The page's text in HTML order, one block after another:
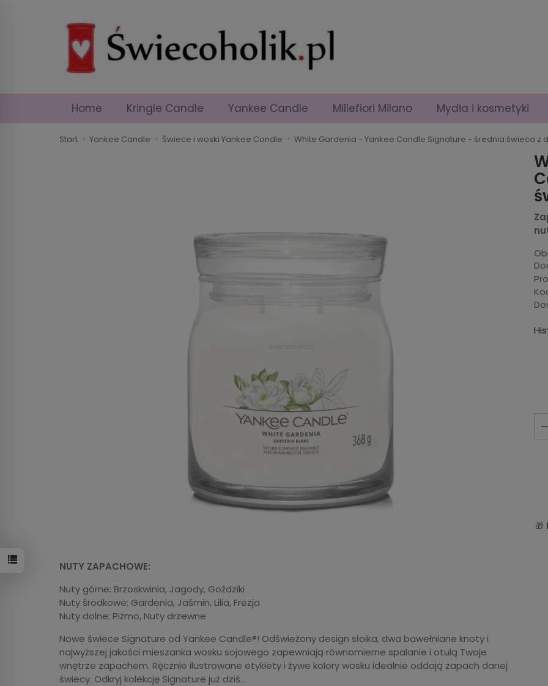
Home Kringle Candle Yankee Candle Millefiori Milano Mydła i kosmetyki
Start Yankee Candle Świece i woski Yankee Candle White Gardenia - Yankee Candle Signature - średnia świeca z
🎁
NUTY ZAPACHOWE:
Nuty górne: Brzoskwinia, Jagody, Goździki
Nuty środkowe: Gardenia, Jaśmin, Lilia, Frezja
Nuty dolne: Piżmo, Nuty drzewne
Nowe świece Signature od Yankee Candle®! Odświeżony design słoika, dwa bawełniane knoty i
najwyższej jakości mieszanka wosku sojowego zapewniają równomierne spalanie i otulą Twoje
wnętrze zapachem. Ręcznie ilustrowane etykiety i żywe kolory wosku idealnie oddają zapach danej
świecy. Odkryj kolekcję Signature już dziś…